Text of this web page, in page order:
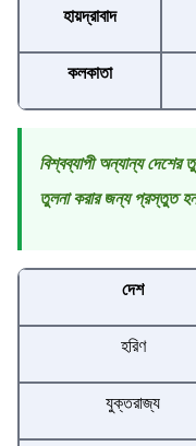
হায়দ্রাবাদ
কলকাতা
বিশ্বব্যাপী অন্যান্য দেশের
তুলনা করার জন্য প্রস্তুত
দেশ
হরিণ
যুক্তরাজ্য